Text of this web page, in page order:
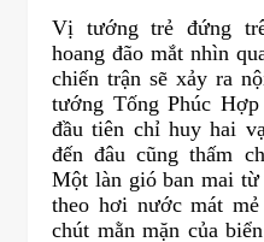
Vị tướng trẻ đứng
hoang đão mắt nhìn
chiến trận sẽ xảy ra
tướng Tống Phúc
đầu tiên chỉ huy hai
đến đâu cũng thấm
Một làn gió ban mai từ
theo hơi nước mát
chút mằn mặn của